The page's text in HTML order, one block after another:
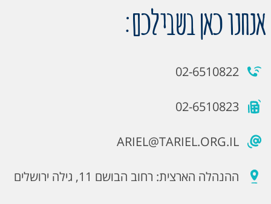
אנחנו כאן בשבילכם:
02-6510822
02-6510823
ARIEL@TARIEL.ORG.IL
ההנהלה הארצית: רחוב הבושם 11, גילה ירושלים